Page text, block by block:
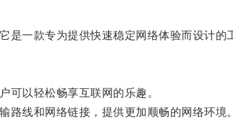
一款专为提供快速稳定网络体验而设计的
以轻松畅享互联网的乐趣。
线和网络链接，提供更加顺畅的网络环境。